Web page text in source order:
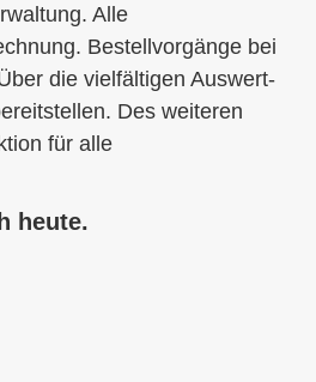
Alle
Bestellvorgänge bei
die vielfältigen Auswert-
Des weiteren
für alle
heute.